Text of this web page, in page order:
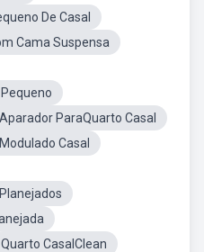
De Casal
Cama Suspensa
Aparador ParaQuarto Casal
Casal
Quarto CasalClean